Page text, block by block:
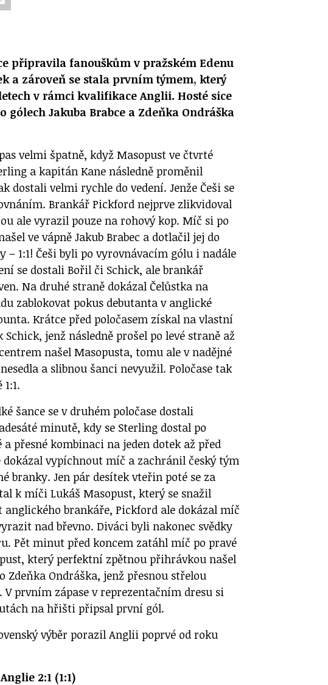
připravila fanouškům v pražském Edenu
a zároveň se stala prvním týmem, který
v rámci kvalifikace Anglii. Hosté sice
gólech Jakuba Brabce a Zdeňka Ondráška
velmi špatně, když Masopust ve čtvrté
a kapitán Kane následně proměnil
dostali velmi rychle do vedení. Jenže Češi se
Brankář Pickford nejprve zlikvidoval
ale vyrazil pouze na rohový kop. Míč si po
ve vápně Jakub Brabec a dotlačil jej do
– 1:1! Češi byli po vyrovnávacím gólu i nadále
se dostali Bořil či Schick, ale brankář
Na druhé straně dokázal Čelůstka na
zablokovat pokus debutanta v anglické
Krátce před poločasem získal na vlastní
jenž následně prošel po levé straně až
našel Masopusta, tomu ale v nadějné
a slibnou šanci nevyužil. Poločase tak
šance se v druhém poločase dostali
minutě, kdy se Sterling dostal po
přesné kombinaci na jeden dotek až před
dokázal vypíchnout míč a zachránil český tým
branky. Jen pár desítek vteřin poté se za
k míči Lukáš Masopust, který se snažil
brankáře, Pickford ale dokázal míč
nad břevno. Diváci byli nakonec svědky
Pět minut před koncem zatáhl míč po pravé
který perfektní zpětnou přihrávkou našel
Zdeňka Ondráška, jenž přesnou střelou
prvním zápase v reprezentačním dresu si
na hřišti připsal první gól.
výběr porazil Anglii poprvé od roku
2:1 (1:1)